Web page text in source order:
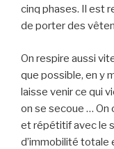
cinq phases. Il est
de porter des
On respire aussi
que possible, en y
laisse venir ce qui
on se secoue … On
et répétitif avec le
d’immobilité totale